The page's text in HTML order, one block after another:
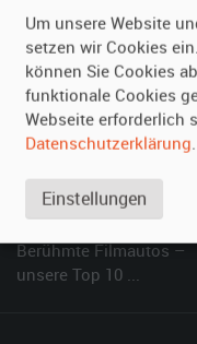
Vermieten
Oldtimer anmelden
Fotos senden
Fragen für Vermieter
SPECIAL
Berühmte Filmautos –
unsere Top 10 ...
Um unsere Website
setzen wir Cookies
können Sie Cookies
funktionale Cookies
Webseite erforderlich
Datenschutzerklärung.
Einstellungen